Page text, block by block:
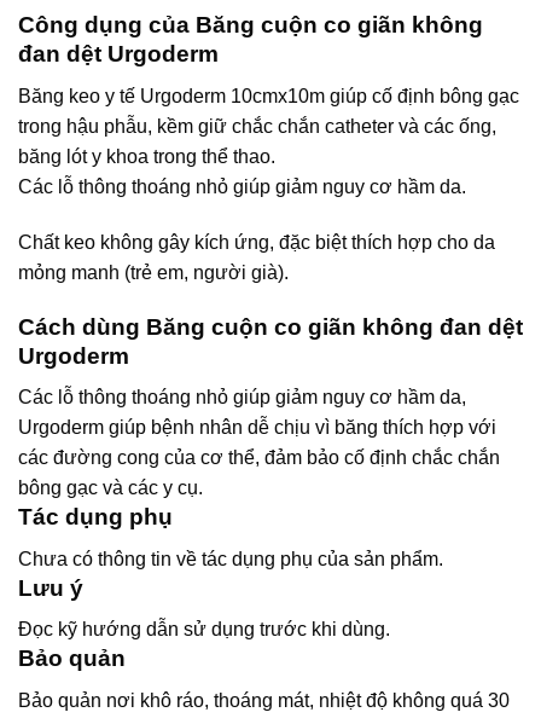
Công dụng của Băng cuộn co giãn không
đan dệt Urgoderm
Băng keo y tế Urgoderm 10cmx10m giúp cố định bông gạc
trong hậu phẫu, kềm giữ chắc chắn catheter và các ống,
băng lót y khoa trong thể thao.
Các lỗ thông thoáng nhỏ giúp giảm nguy cơ hầm da.
Chất keo không gây kích ứng, đặc biệt thích hợp cho da
mỏng manh (trẻ em, người già).
Cách dùng Băng cuộn co giãn không đan dệt
Urgoderm
Các lỗ thông thoáng nhỏ giúp giảm nguy cơ hầm da,
Urgoderm giúp bệnh nhân dễ chịu vì băng thích hợp với
các đường cong của cơ thể, đảm bảo cố định chắc chắn
bông gạc và các y cụ.
Tác dụng phụ
Chưa có thông tin về tác dụng phụ của sản phẩm.
Lưu ý
Đọc kỹ hướng dẫn sử dụng trước khi dùng.
Bảo quản
Bảo quản nơi khô ráo, thoáng mát, nhiệt độ không quá 30